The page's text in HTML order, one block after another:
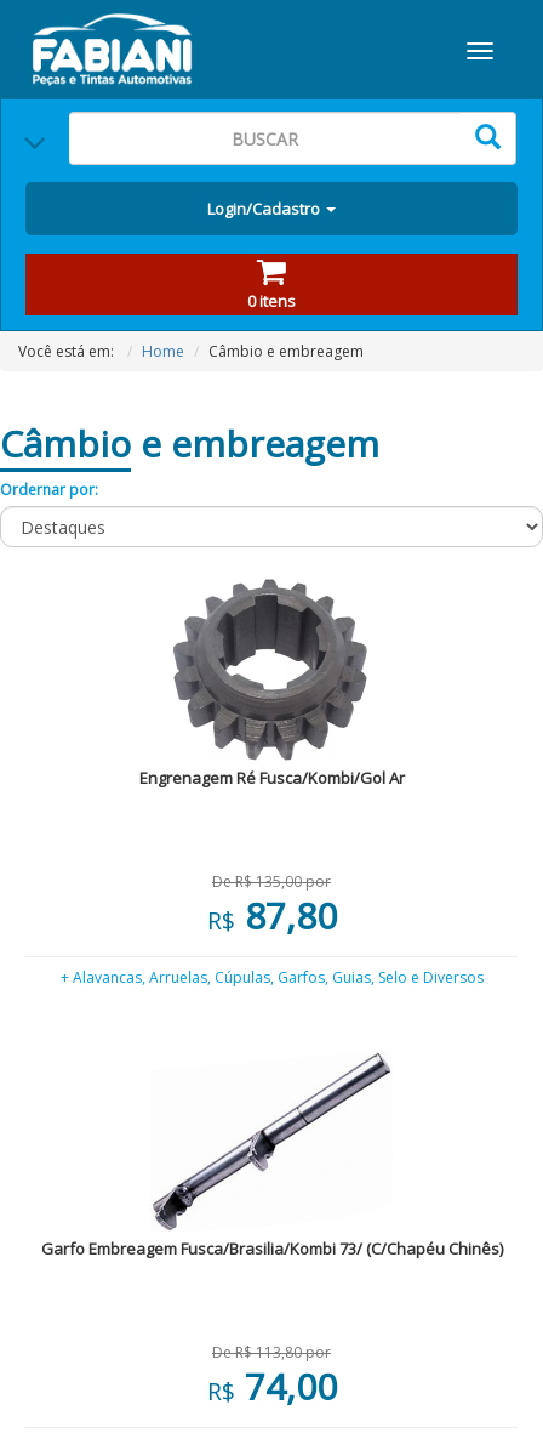
Login/Cadastro
0 itens
Você está em: Home Câmbio e embreagem
Câmbio e embreagem
Ordernar por:
Engrenagem Ré Fusca/Kombi/Gol Ar
De R$ 135,00 por
R$ 87,80
+ Alavancas, Arruelas, Cúpulas, Garfos, Guias, Selo e Diversos
Garfo Embreagem Fusca/Brasilia/Kombi 73/ (C/Chapéu Chinês)
De R$ 113,80 por
R$ 74,00